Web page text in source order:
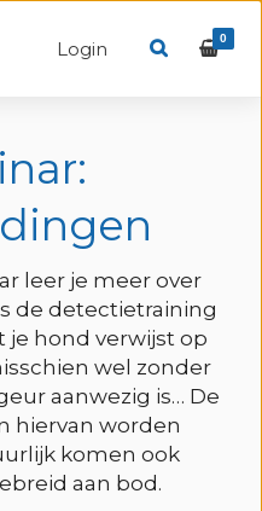
Login 0
leer je meer over
de detectietraining
je hond verwijst op
wel zonder
aanwezig is… De
hiervan worden
komen ook
aan bod.